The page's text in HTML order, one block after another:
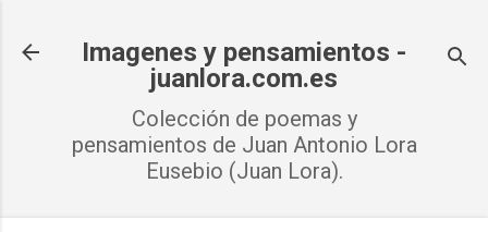
Imagenes y pensamientos -
juanlora.com.es
Colección de poemas y
pensamientos de Juan Antonio Lora
Eusebio (Juan Lora).